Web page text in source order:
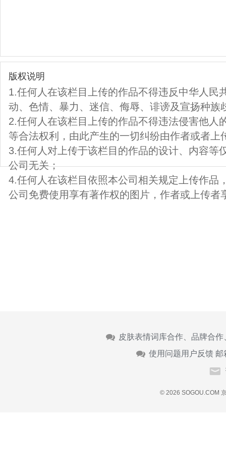
版权说明
1.任何人在该栏目上传的作品不得违反中华人民
动、色情、暴力、迷信、侮辱、诽谤及宣扬种族
2.任何人在该栏目上传的作品不得违法侵害他人
等合法权利，由此产生的一切纠纷由作者或者上
3.任何人对上传于该栏目的作品的设计、内容等
公司无关；
4.任何人在该栏目依照本公司相关规定上传作品
公司免费使用享有著作权的图片，作者或上传者
皮肤表情词库合作、品牌合
使用问题用户反馈 邮
© 2026 SOGOU.COM